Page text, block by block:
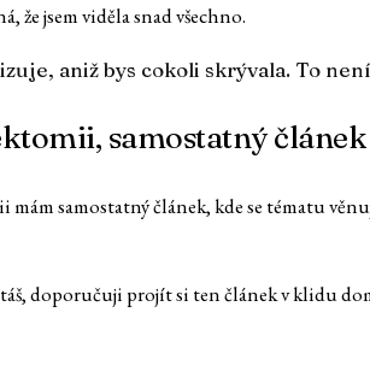
že jsem viděla snad všechno.
aniž bys cokoli skrývala. To
samostatný článek
samostatný článek, kde se tématu
doporučuji projít si ten článek v klidu